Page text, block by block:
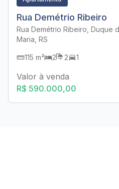
Rua Demétrio Ribeiro
Rua Demétrio Ribeiro, Duque
Maria, RS
115 m² 2 2 1
Valor à venda
R$ 590.000,00